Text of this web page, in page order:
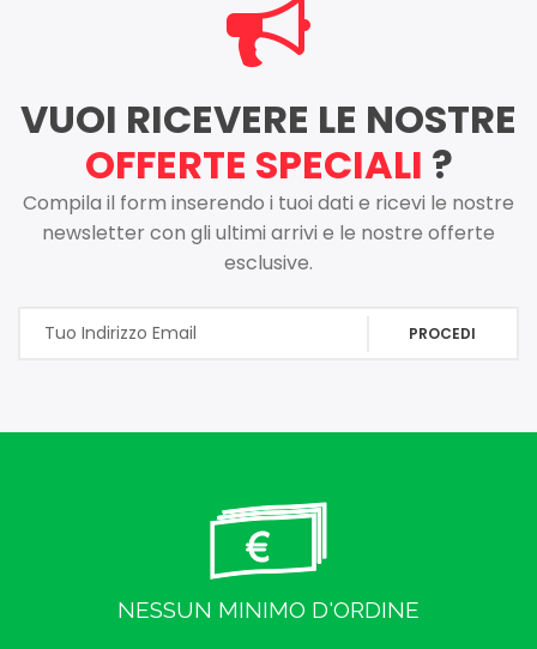
VUOI RICEVERE LE NOSTRE
OFFERTE SPECIALI ?
Compila il form inserendo i tuoi dati e ricevi le nostre
newsletter con gli ultimi arrivi e le nostre offerte
esclusive.
PROCEDI
NESSUN MINIMO D'ORDINE